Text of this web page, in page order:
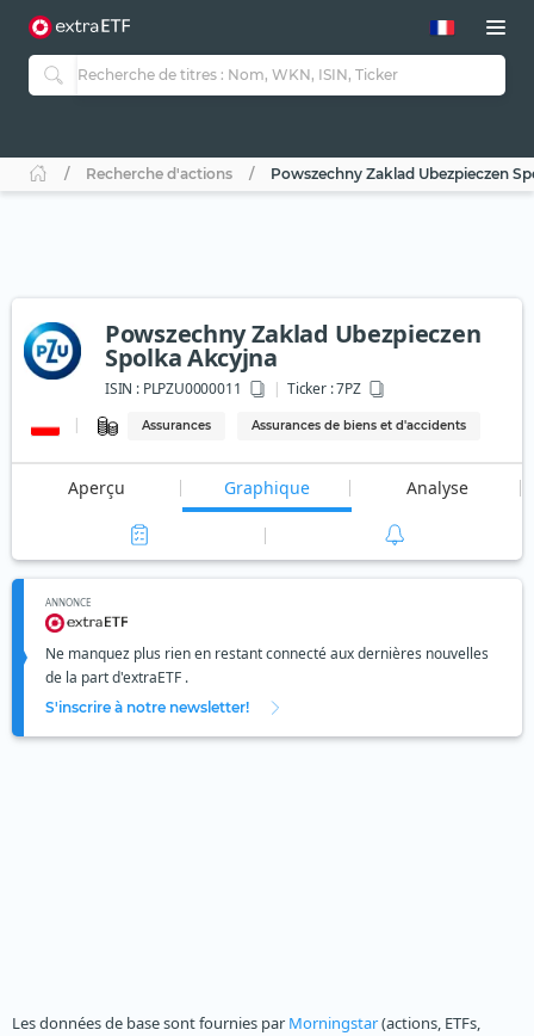
Recherche d'actions Powszechny Zaklad Ubezpieczen
Powszechny Zaklad Ubezpieczen
Spolka Akcyjna
ISIN :PLPZU0000011 Ticker :7PZ
Assurances Assurances de biens et d'accidents
Aperçu Graphique Analyse
ANNONCE
Ne manquez plus rien en restant connecté aux dernières nouvelles
de la part d'extraETF .
S'inscrire à notre newsletter!
Les données de base sont fournies par Morningstar(actions, ETFs,